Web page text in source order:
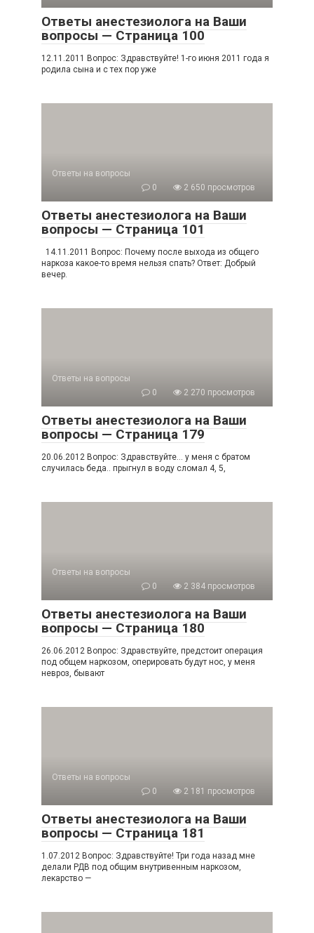
Ответы анестезиолога на Ваши
вопросы — Страница 100
12.11.2011 Вопрос: Здравствуйте! 1-го июня 2011 года я
родила сына и с тех пор уже
Ответы на вопросы
0
2 650 просмотров
Ответы анестезиолога на Ваши
вопросы — Страница 101
14.11.2011 Вопрос: Почему после выхода из общего
наркоза какое-то время нельзя спать? Ответ: Добрый
вечер.
Ответы на вопросы
0
2 270 просмотров
Ответы анестезиолога на Ваши
вопросы — Страница 179
20.06.2012 Вопрос: Здравствуйте… у меня с братом
случилась беда.. прыгнул в воду сломал 4, 5,
Ответы на вопросы
0
2 384 просмотров
Ответы анестезиолога на Ваши
вопросы — Страница 180
26.06.2012 Вопрос: Здравствуйте, предстоит операция
под общем наркозом, оперировать будут нос, у меня
невроз, бывают
Ответы на вопросы
0
2 181 просмотров
Ответы анестезиолога на Ваши
вопросы — Страница 181
1.07.2012 Вопрос: Здравствуйте! Три года назад мне
делали РДВ под общим внутривенным наркозом,
лекарство —